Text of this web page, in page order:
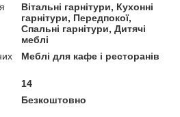
Вітальні гарнітури, Кухонні
гарнітури, Передпокої,
Спальні гарнітури, Дитячі
меблі
Меблі для кафе і ресторанів
14
Безкоштовно